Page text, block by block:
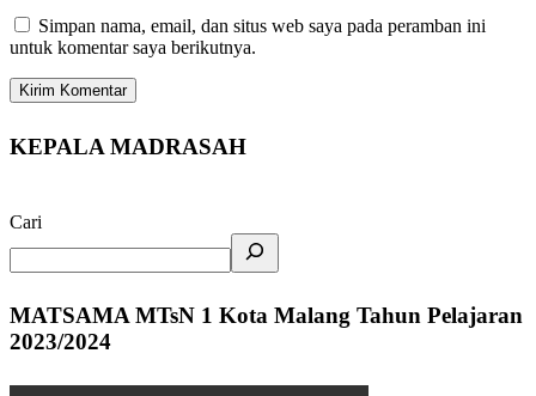
Simpan nama, email, dan situs web saya pada peramban ini
untuk komentar saya berikutnya.
KEPALA MADRASAH
Cari
MATSAMA MTsN 1 Kota Malang Tahun Pelajaran
2023/2024